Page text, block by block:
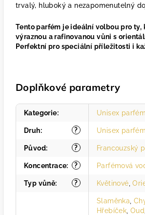
trvalý, hluboký a nezapomenutelný
Tento parfém je ideální volbou pro ty,
výraznou a rafinovanou vůni s
Perfektní pro speciální příležitosti i
Doplňkové parametry
Kategorie: Unisex
?
Druh: Unisex
?
Původ: Francouzský
?
Koncentrace: Parfémová
?
Typ vůně: Květinové ,
Slaměnka ,
Hřebíček ,Oud